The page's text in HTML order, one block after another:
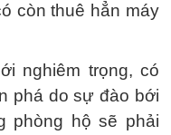
còn thuê hẳn máy
nghiêm trọng, có
phá do sự đào bới
phòng hộ sẽ phải